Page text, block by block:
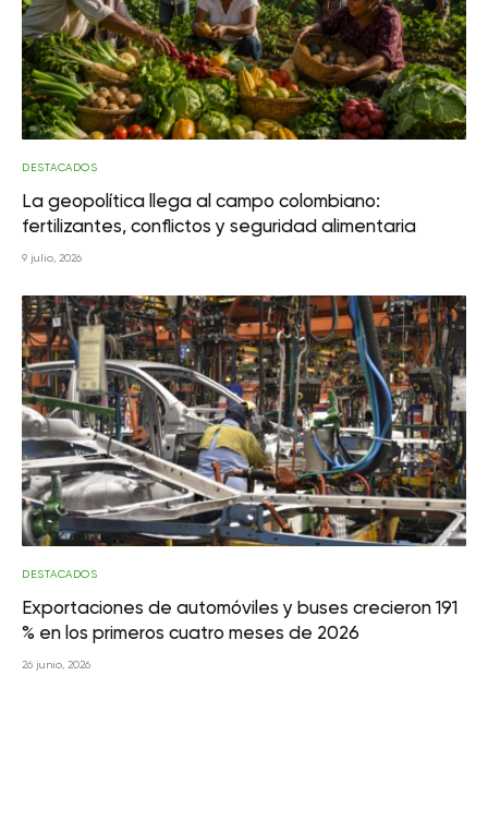
DESTACADOS
La geopolítica llega al campo colombiano:
fertilizantes, conflictos y seguridad alimentaria
9 julio, 2026
DESTACADOS
Exportaciones de automóviles y buses crecieron 191
% en los primeros cuatro meses de 2026
26 junio, 2026